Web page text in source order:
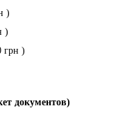
)
)
грн )
документов)